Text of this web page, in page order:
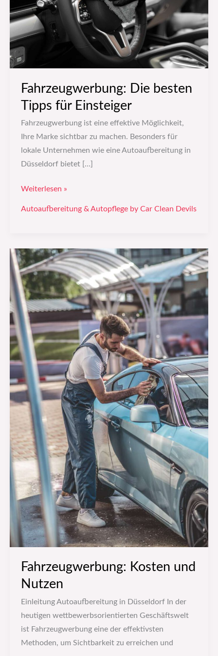
Fahrzeugwerbung: Die besten
Tipps für Einsteiger
Fahrzeugwerbung ist eine effektive Möglichkeit,
Ihre Marke sichtbar zu machen. Besonders für
lokale Unternehmen wie eine Autoaufbereitung in
Düsseldorf bietet […]
Einsteiger
Weiterlesen »
Autoaufbereitung & Autopflege by Car Clean Devils
Fahrzeugwerbung: Kosten und
Nutzen
Einleitung Autoaufbereitung in Düsseldorf In der
heutigen wettbewerbsorientierten Geschäftswelt
ist Fahrzeugwerbung eine der effektivsten
Methoden, um Sichtbarkeit zu erreichen und
Fahrzeugwerbung:
Kosten
und
Nutzen